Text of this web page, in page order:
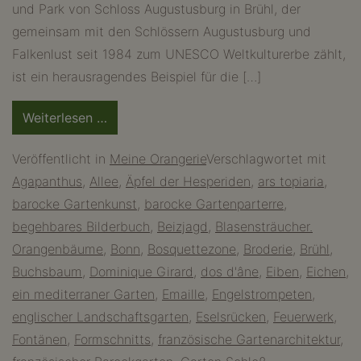
und Park von Schloss Augustusburg in Brühl, der
gemeinsam mit den Schlössern Augustusburg und
Falkenlust seit 1984 zum UNESCO Weltkulturerbe zählt,
ist ein herausragendes Beispiel für die […]
Weiterlesen …
Im
Park
von
Schloss
Augustusburg
–
ein
französischer
Garten
im
Veröffentlicht in Meine OrangerieVerschlagwortet mit
Agapanthus, Allee, Äpfel der Hesperiden, ars topiaria ,
barocke Gartenkunst, barocke Gartenparterre,
begehbares Bilderbuch, Beizjagd , Blasensträucher.
Orangenbäume, Bonn, Bosquettezone, Broderie, Brühl ,
Buchsbaum , Dominique Girard , dos d'âne, Eiben, Eichen,
ein mediterraner Garten, Emaille, Engelstrompeten,
englischer Landschaftsgarten, Eselsrücken, Feuerwerk,
Fontänen, Formschnitts, französische Gartenarchitektur,